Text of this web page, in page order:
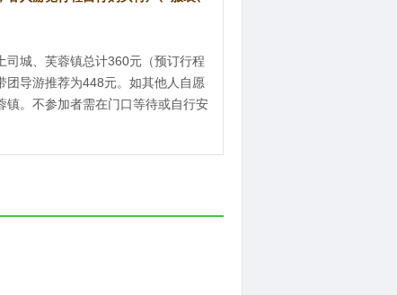
司城、芙蓉镇总计360元（预订行程
团导游推荐为448元。如其他人自愿
镇。不参加者需在门口等待或自行安